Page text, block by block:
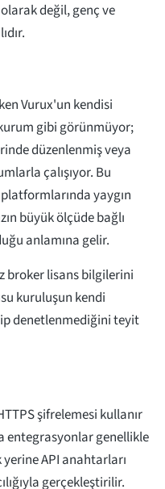
değil, genç ve
Vurux'un kendisi
gibi görünmüyor;
düzenlenmiş veya
çalışıyor. Bu
yaygın
büyük ölçüde bağlı
anlamına gelir.
broker lisans bilgilerini
kuruluşun kendi
denetlenmediğini teyit
şifrelemesi kullanır
entegrasyonlar genellikle
API anahtarları
gerçekleştirilir.